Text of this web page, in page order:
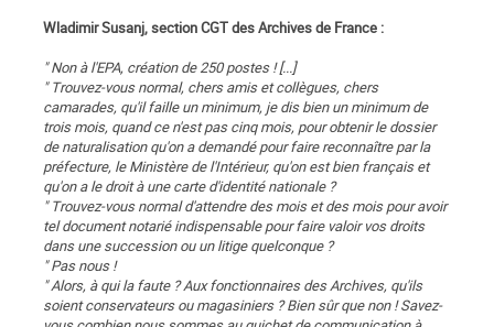
Wladimir Susanj, section CGT des Archives de France :
" Non à l'EPA, création de 250 postes ! [...]
" Trouvez-vous normal, chers amis et collègues, chers
camarades, qu'il faille un minimum, je dis bien un minimum de
trois mois, quand ce n'est pas cinq mois, pour obtenir le dossier
de naturalisation qu'on a demandé pour faire reconnaître par la
préfecture, le Ministère de l'Intérieur, qu'on est bien français et
qu'on a le droit à une carte d'identité nationale ?
" Trouvez-vous normal d'attendre des mois et des mois pour avoir
tel document notarié indispensable pour faire valoir vos droits
dans une succession ou un litige quelconque ?
" Pas nous !
" Alors, à qui la faute ? Aux fonctionnaires des Archives, qu'ils
soient conservateurs ou magasiniers ? Bien sûr que non ! Savez-